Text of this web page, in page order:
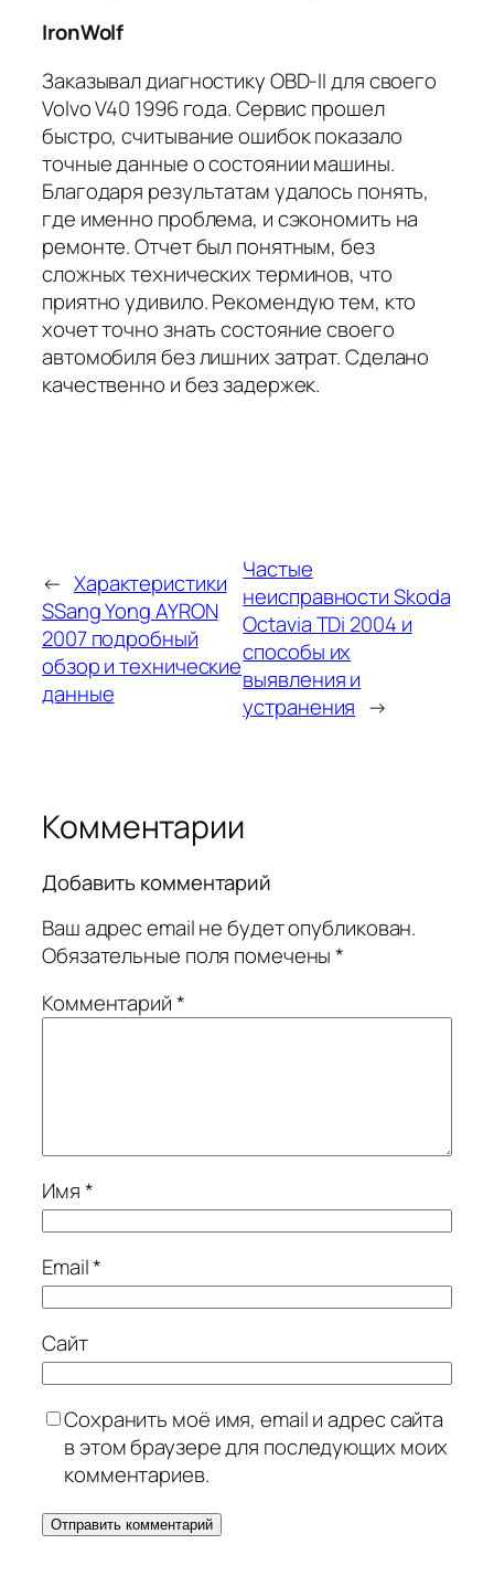
IronWolf
Заказывал диагностику OBD-II для своего
Volvo V40 1996 года. Сервис прошел
быстро, считывание ошибок показало
точные данные о состоянии машины.
Благодаря результатам удалось понять,
где именно проблема, и сэкономить на
ремонте. Отчет был понятным, без
сложных технических терминов, что
приятно удивило. Рекомендую тем, кто
хочет точно знать состояние своего
автомобиля без лишних затрат. Сделано
качественно и без задержек.
← Характеристики
SSang Yong AYRON
2007 подробный
обзор и технические
данные
Частые
неисправности Skoda
Octavia TDi 2004 и
способы их
выявления и
устранения →
Комментарии
Добавить комментарий
Ваш адрес email не будет опубликован.
Обязательные поля помечены*
Комментарий*
Имя*
Email*
Сайт
Сохранить моё имя, email и адрес сайта
в этом браузере для последующих моих
комментариев.